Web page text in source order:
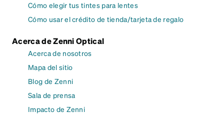
Cómo elegir tus tintes para lentes
Cómo usar el crédito de tienda/tarjeta de regalo
Acerca de Zenni Optical
Acerca de nosotros
Mapa del sitio
Blog de Zenni
Sala de prensa
Impacto de Zenni